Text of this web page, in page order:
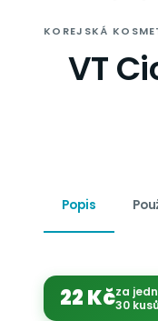
KOREJSKÁ
VT
Popis
22 Kčza
30